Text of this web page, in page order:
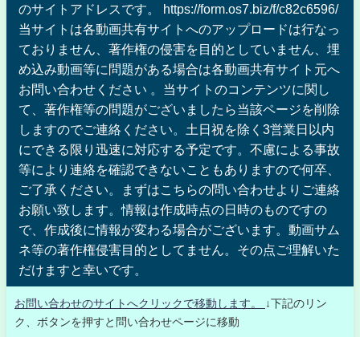
のサイトアドレスです。 https://form.os7.biz/f/c82c6596/
当サイトは各動画共有サイトへのアップロードは行なっ
ておりません、著作権の侵害を目的としていません、埋
め込み動画等に問題がある場合は各動画共有サイト元へ
お問い合わせください 。当サイトのコンテンツに関し
て、著作権等の問題がございましたら当該ページを削除
しますのでご連絡ください。土日祝を除く3営業日以内
にできる限り迅速に対応する予定です。不慮による事故
等により連絡を確認できないこともありますので何卒、
ご了承ください。まずはこちらの問い合わせよりご連絡
お願い致します。情報は作成時点の日時のものですの
で、作成後に情報が変わる場合がございます。動画サム
ネ等の著作権侵害目的としてません。その点ご理解いた
だけますと幸いです。
お問い合わせのサイトへクリックで移動します。
↓下記のリン
ク、ボタンを押すと問い合わせページに移動